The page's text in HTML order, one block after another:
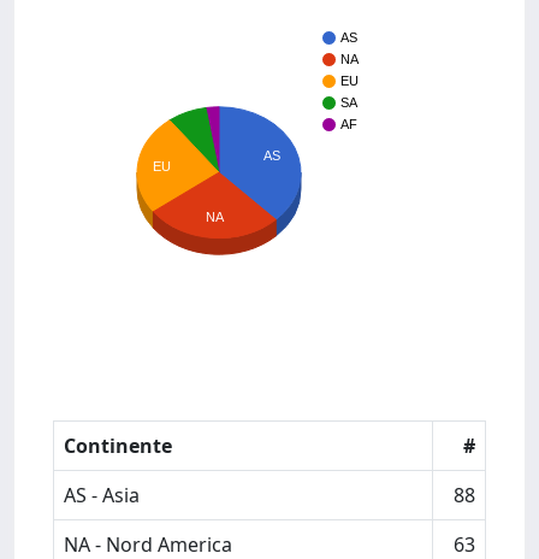
AS
NA
EU
SA
AF
AS
EU
NA
Continente
#
AS - Asia
88
NA - Nord America
63